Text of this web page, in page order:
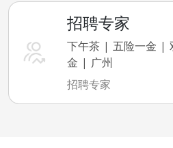
招聘专家
下午茶 五险一金
金
广州
招聘专家